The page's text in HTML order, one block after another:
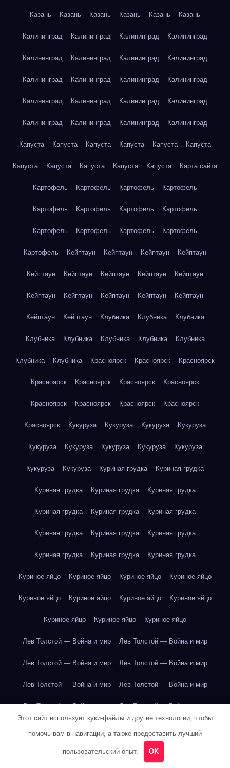
Казань Казань Казань Казань Казань Казань
Калининград Калининград Калининград Калининград
Калининград Калининград Калининград Калининград
Калининград Калининград Калининград Калининград
Калининград Калининград Калининград Калининград
Калининград Калининград Калининград Калининград
Капуста Капуста Капуста Капуста Капуста Капуста
Капуста Капуста Капуста Капуста Капуста Карта сайта
Картофель Картофель Картофель Картофель
Картофель Картофель Картофель Картофель
Картофель Картофель Картофель Картофель
Картофель Кейптаун Кейптаун Кейптаун Кейптаун
Кейптаун Кейптаун Кейптаун Кейптаун Кейптаун
Кейптаун Кейптаун Кейптаун Кейптаун Кейптаун
Кейптаун Кейптаун Клубника Клубника Клубника
Клубника Клубника Клубника Клубника Клубника
Клубника Клубника Красноярск Красноярск Красноярск
Красноярск Красноярск Красноярск Красноярск
Красноярск Красноярск Красноярск Красноярск
Красноярск Кукуруза Кукуруза Кукуруза Кукуруза
Кукуруза Кукуруза Кукуруза Кукуруза Кукуруза
Кукуруза Кукуруза Куриная грудка Куриная грудка
Куриная грудка Куриная грудка Куриная грудка
Куриная грудка Куриная грудка Куриная грудка
Куриная грудка Куриная грудка Куриная грудка
Куриная грудка Куриная грудка Куриная грудка
Куриное яйцо Куриное яйцо Куриное яйцо Куриное яйцо
Куриное яйцо Куриное яйцо Куриное яйцо Куриное яйцо
Куриное яйцо Куриное яйцо Куриное яйцо
Лев Толстой — Война и мир Лев Толстой — Война и мир
Лев Толстой — Война и мир Лев Толстой — Война и мир
Лев Толстой — Война и мир Лев Толстой — Война и мир
Лев Толстой — Война и мир Лев Толстой — Война и мир
Лев Толстой — Война и мир Лев Толстой — Война и мир
Этот сайт использует куки-файлы и другие технологии, чтобы
помочь вам в навигации, а также предоставить лучший
пользовательский опыт. OK